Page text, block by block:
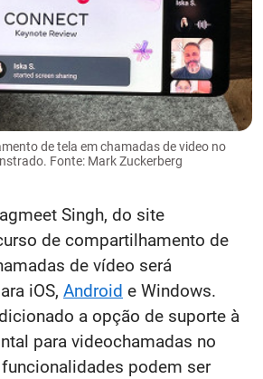
de tela em chamadas de video no
Fonte: Mark Zuckerberg
Singh, do site
de compartilhamento de
de vídeo será
iOS, Android e Windows.
a opção de suporte à
para videochamadas no
podem ser